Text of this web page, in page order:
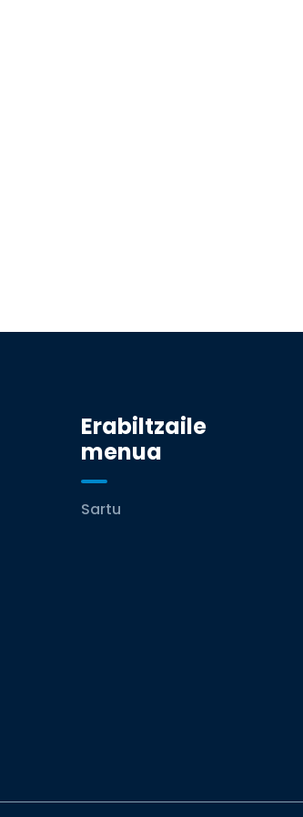
Erabiltzaile
menua
Sartu